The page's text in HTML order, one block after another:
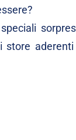
aderenti